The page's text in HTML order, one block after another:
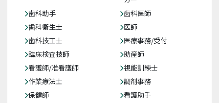
歯科助手
歯科医師
歯科衛生士
医師
歯科技工士
医療事務/受付
臨床検査技師
助産師
看護師/准看護師
視能訓練士
作業療法士
調剤事務
保健師
看護助手